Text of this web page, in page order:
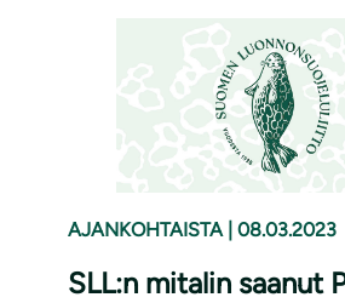
AJANKOHTAISTA 08.03.2023
SLL:n mitalin saanut